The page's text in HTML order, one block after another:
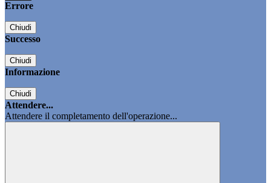
Errore
Chiudi
Successo
Chiudi
Informazione
Chiudi
Attendere...
Attendere il completamento dell'operazione...